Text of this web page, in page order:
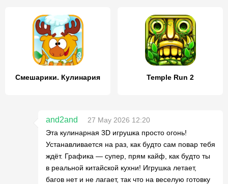
Смешарики. Кулинария Temple Run 2
and2and
27 May 2026 12:20
Эта кулинарная 3D игрушка просто огонь!
Устанавливается на раз, как будто сам повар тебя
ждёт. Графика — супер, прям кайф, как будто ты
в реальной китайской кухни! Игрушка летает,
багов нет и не лагает, так что на веселую готовку